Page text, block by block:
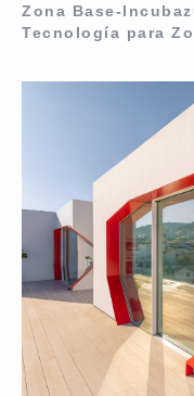
Zona Base-
Tecnología para